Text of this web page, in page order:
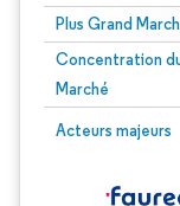
Plus Grand
Concentration
Marché
Acteurs majeurs
Image © Mordor